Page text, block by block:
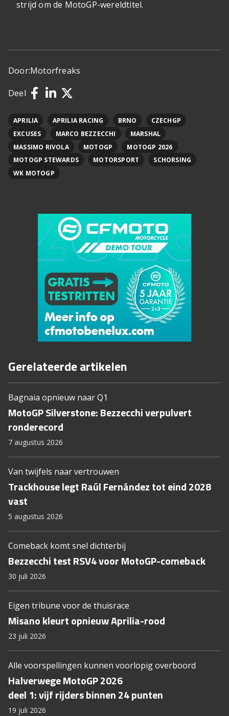
strijd om de MotoGP-wereldtitel.
Door:Motorfreaks
Deel
APRILIA APRILIA RACING BRNO
CZECHGP
EXCUSES
MARCO BEZZECCHI
MARSHAL
MASSIMO RIVOLA
MOTOGP
MOTOGP 2026
MOTOGP STEWARDS
MOTORSPORT
SCHORSING
WK MOTOGP
Gerelateerde artikelen
Bagnaia opnieuw naar Q1
MotoGP Silverstone: Bezzecchi verpulvert
ronderecord
7 augustus 2026
Van twijfels naar vertrouwen
Trackhouse legt Raúl Fernández tot eind 2028
vast
5 augustus 2026
Comeback komt snel dichterbij
Bezzecchi test RSV4 voor MotoGP-comeback
30 juli 2026
Eigen tribune voor de thuisrace
Misano kleurt opnieuw Aprilia-rood
23 juli 2026
Alle voorspellingen kunnen voorlopig overboord
Halverwege MotoGP 2026
deel 1: vijf rijders binnen 24 punten
19 juli 2026